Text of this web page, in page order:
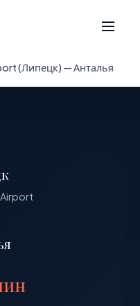
(Липецк) — Анталья